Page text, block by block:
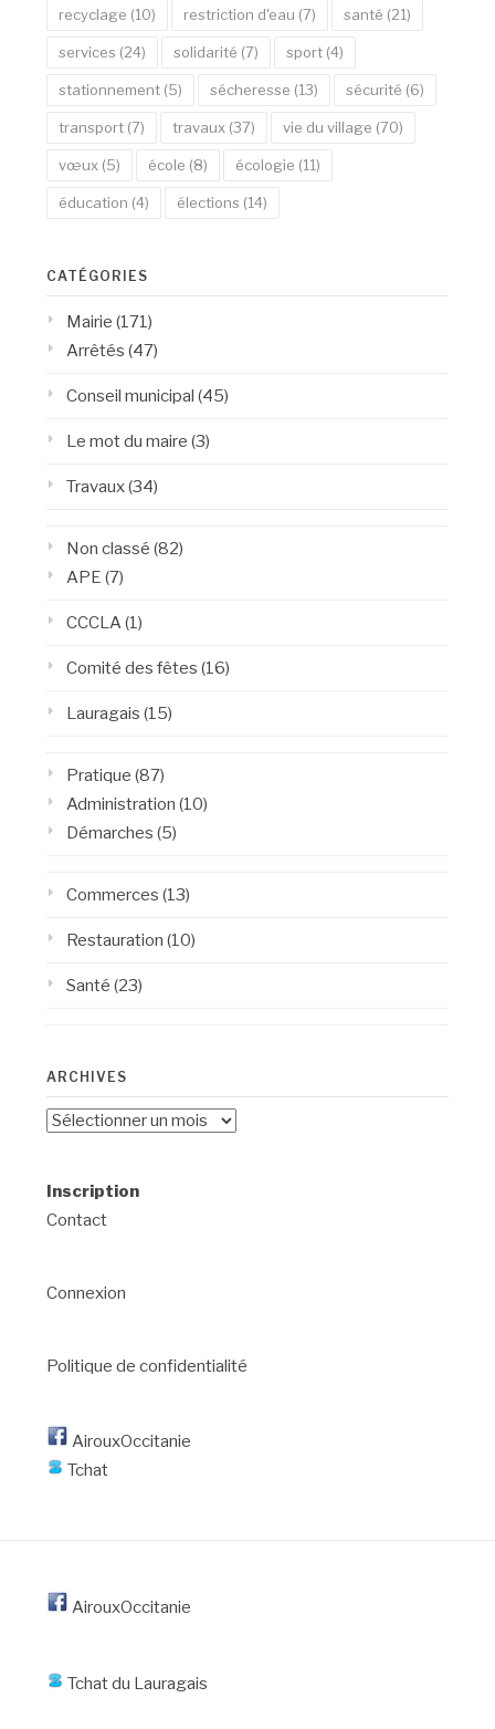
recyclage (10) restriction d'eau (7) santé (21)
services (24) solidarité (7) sport (4)
stationnement (5) sécheresse (13) sécurité (6)
transport (7) travaux (37) vie du village (70)
vœux (5) école (8) écologie (11)
éducation (4) élections (14)
CATÉGORIES
Mairie (171)
Arrêtés (47)
Conseil municipal (45)
Le mot du maire (3)
Travaux(34)
Non classé (82)
APE (7)
CCCLA(1)
Comité des fêtes (16)
Lauragais (15)
Pratique (87)
Administration (10)
Démarches (5)
Commerces (13)
Restauration (10)
Santé (23)
ARCHIVES
Archives
Inscription
Contact
Connexion
Politique de confidentialité
AirouxOccitanie
Tchat
AirouxOccitanie
Tchat du Lauragais